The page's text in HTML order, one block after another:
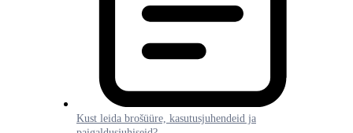
Kust leida brošüüre, kasutusjuhendeid ja